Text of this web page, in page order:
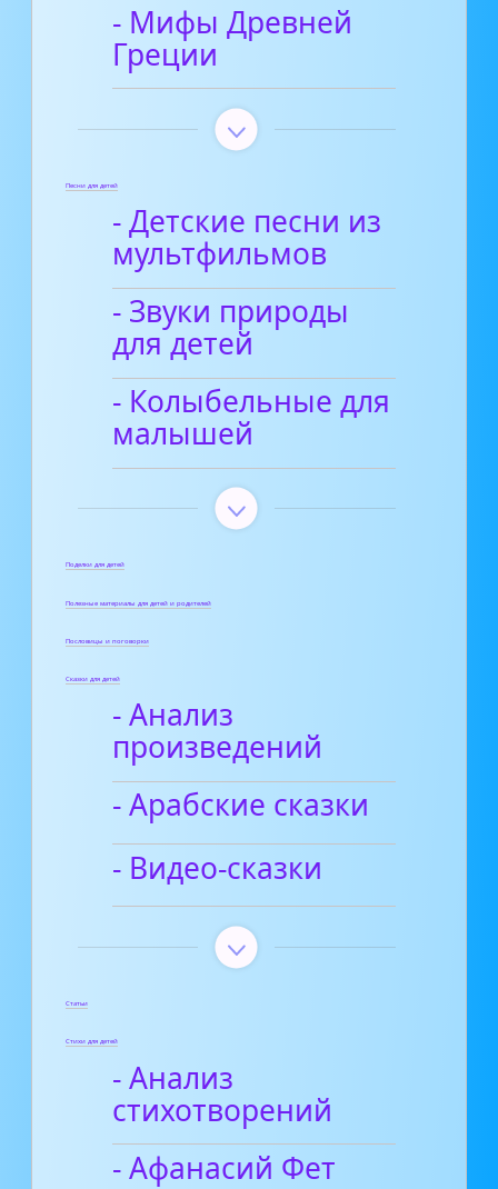
- Мифы Древней
Греции
Песни для детей
- Детские песни из
мультфильмов
- Звуки природы
для детей
- Колыбельные для
малышей
Поделки для детей
Полезные материалы для детей и родителей
Пословицы и поговорки
Сказки для детей
- Анализ
произведений
- Арабские сказки
- Видео-сказки
Статьи
Стихи для детей
- Анализ
стихотворений
- Афанасий Фет